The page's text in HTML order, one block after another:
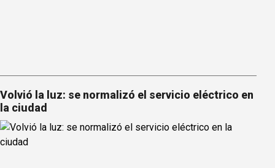
Volvió la luz: se normalizó el servicio eléctrico en
la ciudad